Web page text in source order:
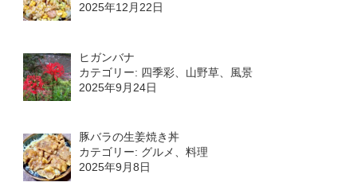
2025年12月22日
ヒガンバナ
カテゴリー: 四季彩、山野草、風景
2025年9月24日
豚バラの生姜焼き丼
カテゴリー: グルメ、料理
2025年9月8日